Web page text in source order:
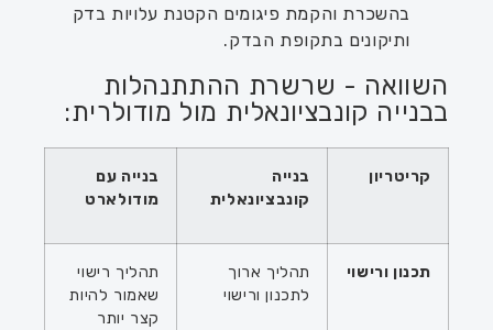
בהשכרת והקמת פיגומים הקטנת עלויות בדק
ותיקונים בתקופת הבדק.
השוואה - שרשרת ההתתנהלות
בבנייה קונבציונאלית מול מודולרית:
קריטריון
בנייה
קונבציונאלית
בנייה עם
מודולארט
תכנון ורישוי
תהליך ארוך
לתכנון ורישוי
תהליך רישוי
שאמור להיות
קצר יותר